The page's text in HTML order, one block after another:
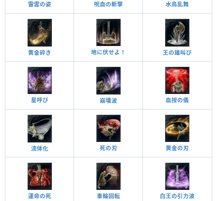
雷雲の姿 呪血の斬撃 水烏乱舞
黄金砕き 地に伏せよ！ 王の雄叫び
星呼び 崩壊波 血授の儀
流体化 死の刃 黄金の刃
運命の死 車輪回転 白王の引力波